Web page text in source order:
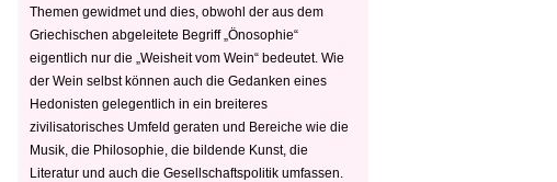
Themen gewidmet und dies, obwohl der aus dem
Griechischen abgeleitete Begriff „Önosophie“
eigentlich nur die „Weisheit vom Wein“ bedeutet. Wie
der Wein selbst können auch die Gedanken eines
Hedonisten gelegentlich in ein breiteres
zivilisatorisches Umfeld geraten und Bereiche wie die
Musik, die Philosophie, die bildende Kunst, die
Literatur und auch die Gesellschaftspolitik umfassen.